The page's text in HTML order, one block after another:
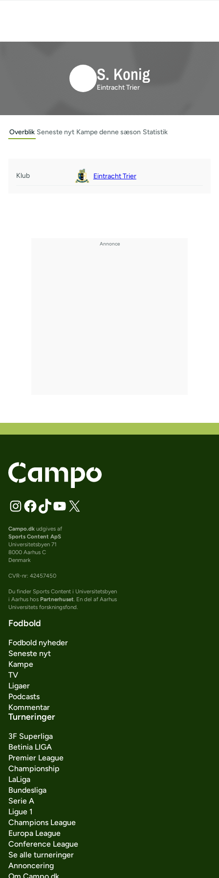
S. Konig
Eintracht Trier
Overblik Seneste nyt Kampe denne sæson Statistik
Klub Eintracht Trier
Campo.dkudgives af
Sports Content ApS
Universitetsbyen 71
8000 Aarhus C
Denmark
CVR-nr: 42457450
Du finder Sports Content i Universitetsbyen
i Aarhus hos Partnerhuset. En del af Aarhus
Universitets forskningsfond.
Fodbold
Fodbold nyheder
Seneste nyt
Kampe
TV
Ligaer
Podcasts
Kommentar
Turneringer
3F Superliga
Betinia LIGA
Premier League
Championship
LaLiga
Bundesliga
Serie A
Ligue 1
Champions League
Europa League
Conference League
Se alle turneringer
Annoncering